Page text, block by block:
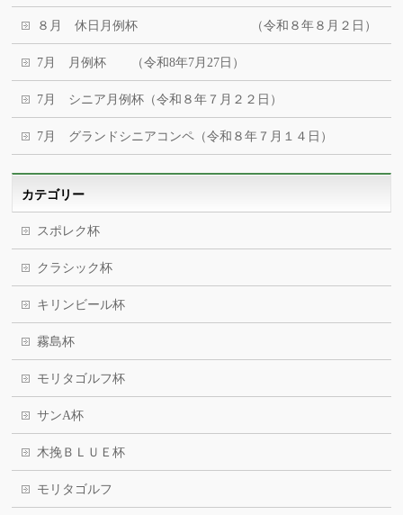
８月 休日月例杯 （令和８年８月２日）
7月 月例杯 （令和8年7月27日）
7月 シニア月例杯（令和８年７月２２日）
7月 グランドシニアコンペ（令和８年７月１４日）
カテゴリー
スポレク杯
クラシック杯
キリンビール杯
霧島杯
モリタゴルフ杯
サンA杯
木挽ＢＬＵＥ杯
モリタゴルフ